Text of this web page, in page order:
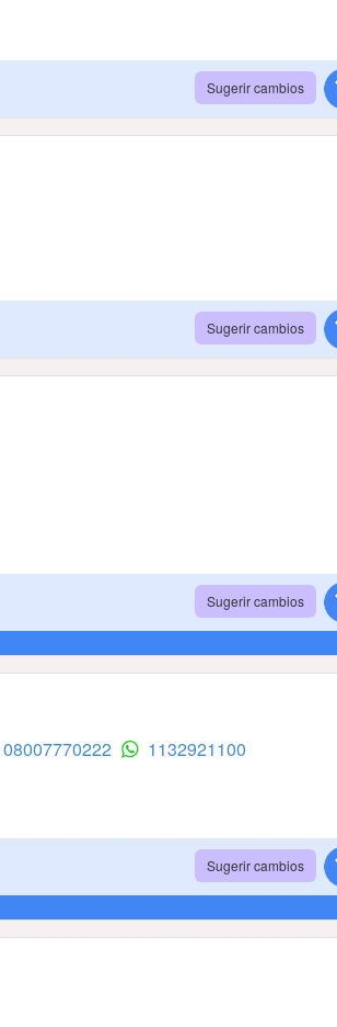
Sugerir cambios
Sugerir cambios
Sugerir cambios
08007770222 1132921100
Sugerir cambios